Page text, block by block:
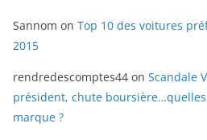
Sannom on Top 10 des voitures
2015
rendredescomptes44 on Scandale
président, chute
marque ?